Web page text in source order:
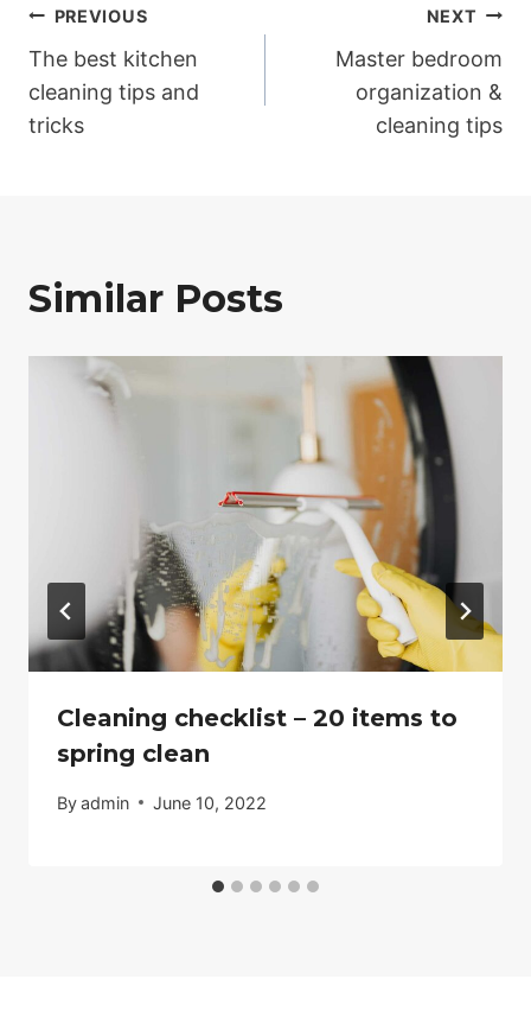
Post
navigation
PREVIOUS
The best kitchen
cleaning tips and
tricks
NEXT
Master bedroom
organization &
cleaning tips
Similar Posts
Cleaning checklist – 20 items to
spring clean
Byadmin June 10, 2022